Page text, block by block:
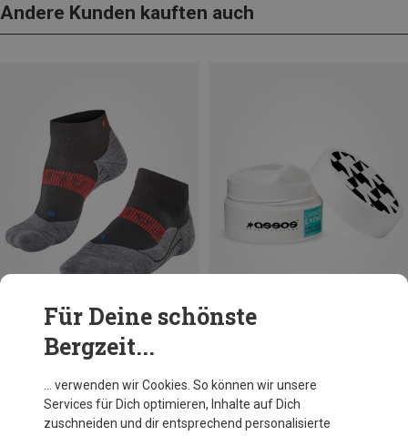
Andere Kunden kauften auch
Du sparst 27%
Assos
Chamois Creme
26,68 €
Für Deine schönste
Bergzeit...
… verwenden wir Cookies. So können wir unsere
Services für Dich optimieren, Inhalte auf Dich
zuschneiden und dir entsprechend personalisierte